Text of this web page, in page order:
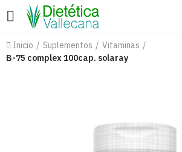
Inicio Suplementos
Vitaminas
B-75 complex 100cap. solaray